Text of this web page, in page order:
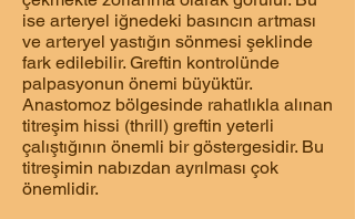
ise arteryel iğnedeki basıncın artması
ve arteryel yastığın sönmesi şeklinde
fark edilebilir. Greftin kontrolünde
palpasyonun önemi büyüktür.
Anastomoz bölgesinde rahatlıkla alınan
titreşim hissi (thrill) greftin yeterli
çalıştığının önemli bir göstergesidir. Bu
titreşimin nabızdan ayrılması çok
önemlidir.